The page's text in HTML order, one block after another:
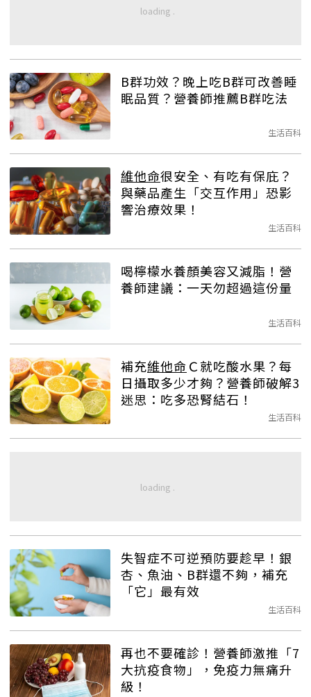
B群功效？晚上吃B群可改善睡
眠品質？營養師推薦B群吃法
生活百科
維他命很安全、有吃有保庇？
與藥品產生「交互作用」恐影
響治療效果！
生活百科
喝檸檬水養顏美容又減脂！營
養師建議：一天勿超過這份量
生活百科
補充維他命Ｃ就吃酸水果？每
日攝取多少才夠？營養師破解3
迷思：吃多恐腎結石！
生活百科
失智症不可逆預防要趁早！銀
杏、魚油、B群還不夠，補充
「它」最有效
生活百科
再也不要確診！營養師激推「7
大抗疫食物」，免疫力無痛升
級！